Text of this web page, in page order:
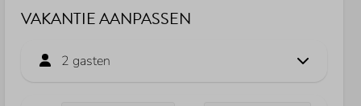
VAKANTIE AANPASSEN
2 gasten